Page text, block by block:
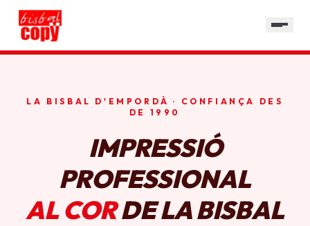
HORARI
LA BISBAL D'EMPORDÀ · CONFIANÇA DES
DE 1990
IMPRESSIÓ
PROFESSIONAL
AL CORDE LA BISBAL